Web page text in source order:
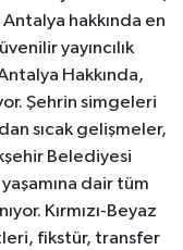
hakkında en
yayıncılık
Hakkında,
Şehrin simgeleri
sıcak gelişmeler,
Belediyesi
dair tüm
Kırmızı-Beyaz
fikstür, transfer